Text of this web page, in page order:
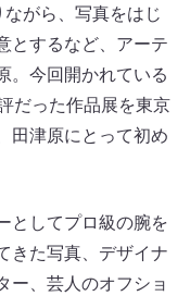
がら、写真をはじ
とするなど、アーテ
。今回開かれている
だった作品展を東京
田津原にとって初め
としてプロ級の腕を
きた写真、デザイナ
ー、芸人のオフショ